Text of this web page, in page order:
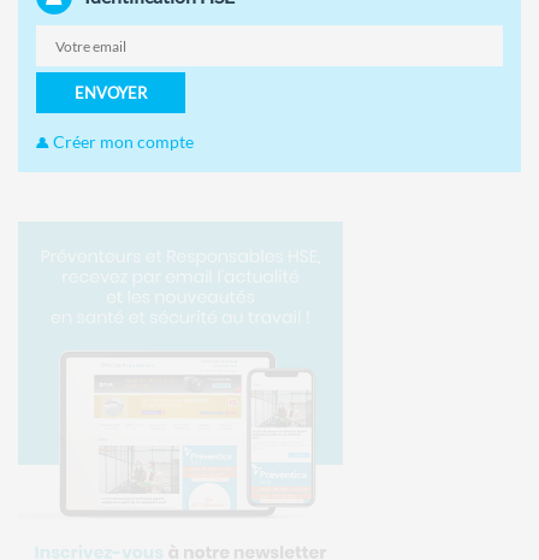
ENVOYER
Créer mon compte